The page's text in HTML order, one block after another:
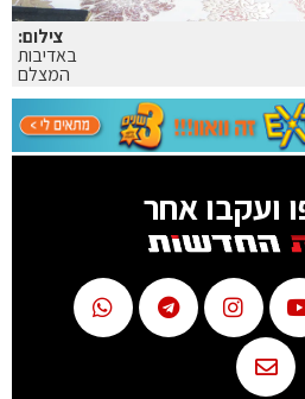
צילום:
באדיבות
המצלם
ועקבו אחר